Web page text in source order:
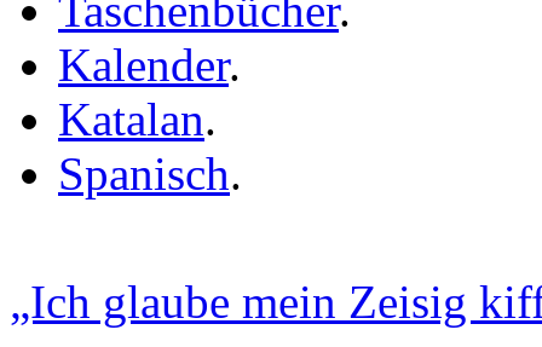
Kalender.
Katalan.
Spanisch.
„Ich glaube mein Zeisig